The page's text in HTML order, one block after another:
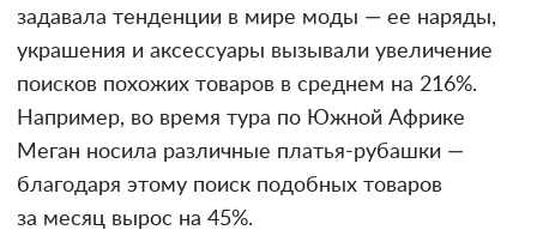
задавала тенденции в мире моды — ее наряды,
украшения и аксессуары вызывали увеличение
поисков похожих товаров в среднем на 216%.
Например, во время тура по Южной Африке
Меган носила различные платья-рубашки —
благодаря этому поиск подобных товаров
за месяц вырос на 45%.